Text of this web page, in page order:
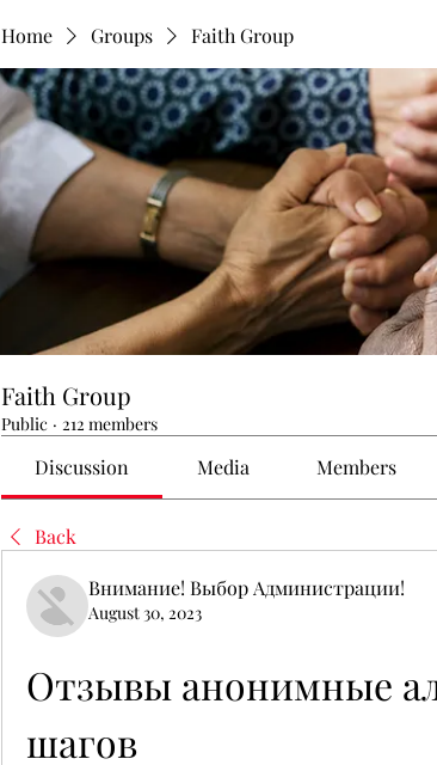
Home Groups Faith Group
Faith Group
Public · 212 members
Discussion Media Members
Back
Внимание! Выбор Администрации!
August 30, 2023
Отзывы анонимные
шагов